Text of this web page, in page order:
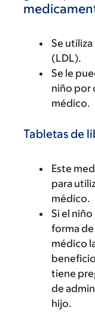
Se
(LDL).
Se le
niño por
médico.
Tabletas de
Este
para
médico.
Si el
forma
médico
tiene
de
hijo.